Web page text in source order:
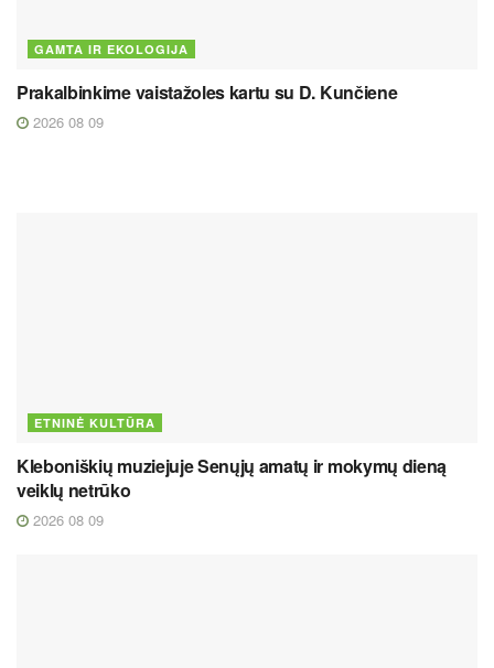
GAMTA IR EKOLOGIJA
Prakalbinkime vaistažoles kartu su D. Kunčiene
2026 08 09
ETNINĖ KULTŪRA
Kleboniškių muziejuje Senųjų amatų ir mokymų dieną
veiklų netrūko
2026 08 09